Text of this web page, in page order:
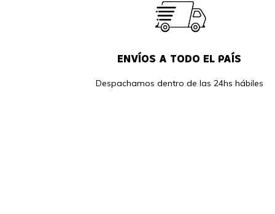
ENVÍOS A TODO EL PAÍS
Despachamos dentro de las 24hs hábiles